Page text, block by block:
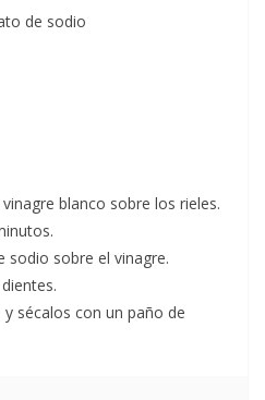
de sodio
blanco sobre los rieles.
sodio sobre el vinagre.
sécalos con un paño de